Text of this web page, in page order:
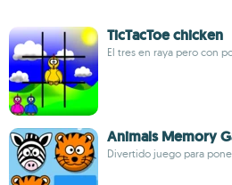
TicTacToe chicken
El tres en raya pero con
Animals Memory
Divertido juego para